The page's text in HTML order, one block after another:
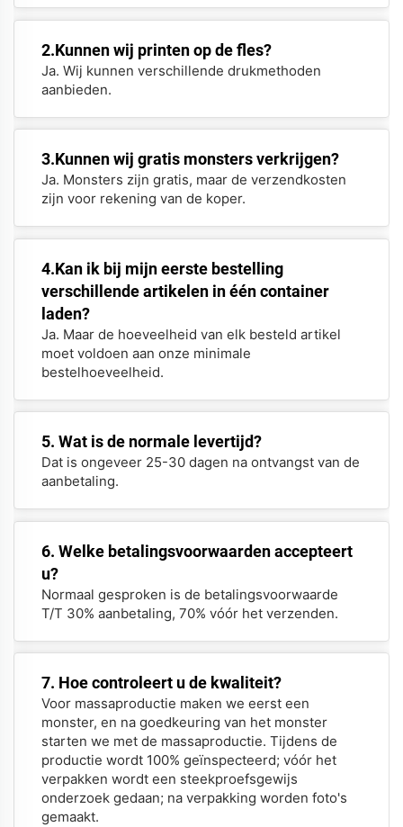
2.Kunnen wij printen op de fles?
Ja. Wij kunnen verschillende drukmethoden
aanbieden.
3.Kunnen wij gratis monsters verkrijgen?
Ja. Monsters zijn gratis, maar de verzendkosten
zijn voor rekening van de koper.
4.Kan ik bij mijn eerste bestelling
verschillende artikelen in één container
laden?
Ja. Maar de hoeveelheid van elk besteld artikel
moet voldoen aan onze minimale
bestelhoeveelheid.
5. Wat is de normale levertijd?
Dat is ongeveer 25-30 dagen na ontvangst van de
aanbetaling.
6. Welke betalingsvoorwaarden accepteert
u?
Normaal gesproken is de betalingsvoorwaarde
T/T 30% aanbetaling, 70% vóór het verzenden.
7. Hoe controleert u de kwaliteit?
Voor massaproductie maken we eerst een
monster, en na goedkeuring van het monster
starten we met de massaproductie. Tijdens de
productie wordt 100% geïnspecteerd; vóór het
verpakken wordt een steekproefsgewijs
onderzoek gedaan; na verpakking worden foto's
gemaakt.